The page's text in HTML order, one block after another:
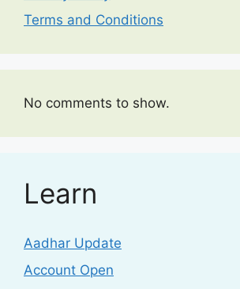
Terms and Conditions
No comments to show.
Learn
Aadhar Update
Account Open